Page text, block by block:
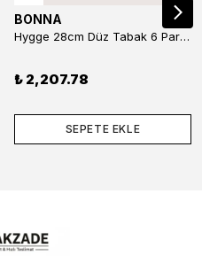
BONNA
Hygge 28cm Düz Tabak 6 Parça
₺ 2,207.78
SEPETE EKLE